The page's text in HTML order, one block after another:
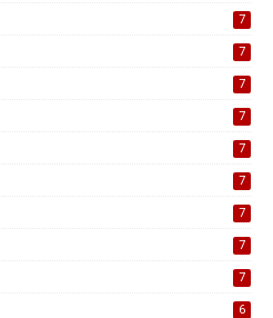
7
7
7
7
7
7
7
7
7
6